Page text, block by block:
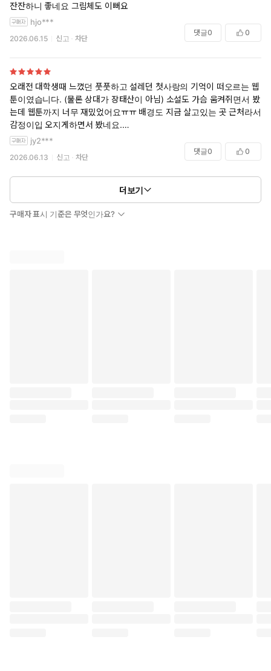
잔잔하니 좋네요 그림체도 이뻐요
hjo***
2026.06.15 신고 차단
댓글0 0
오래전 대학생때 느꼈던 풋풋하고 설레던 첫사랑의 기억이 떠오르는 웹
툰이였습니다. (물론 상대가 장태산이 아님) 소설도 가슴 움켜쥐면서 봤
는데 웹툰까지 너무 재밌었어요ㅠㅠ 배경도 지금 살고있는 곳 근처라서
감정이입 오지게하면서 봤네요.
장씨집안 남매들 이야기도 나왔으면 좋겠어요.
jy2***
2026.06.13 신고 차단
댓글0 0
더보기
구매자 표시 기준은 무엇인가요?